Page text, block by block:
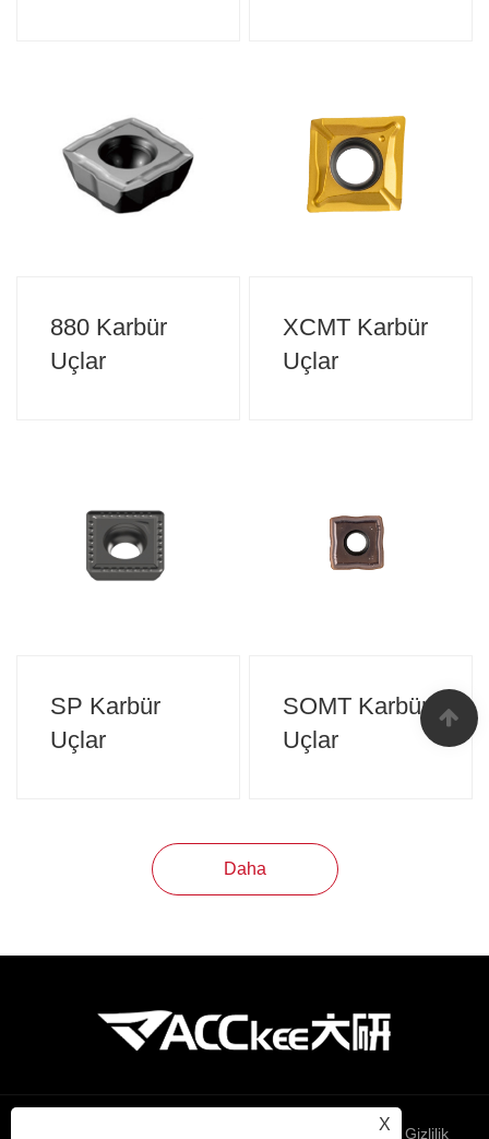
880 Karbür
Uçlar
XCMT Karbür
Uçlar
SP Karbür
Uçlar
SOMT Karbür
Uçlar
Daha
X Gizlilik